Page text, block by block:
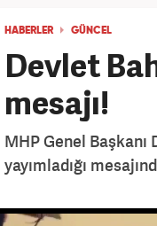
HABERLER GÜNCEL
Devlet
mesajı!
MHP Genel Başkanı
yayımladığı